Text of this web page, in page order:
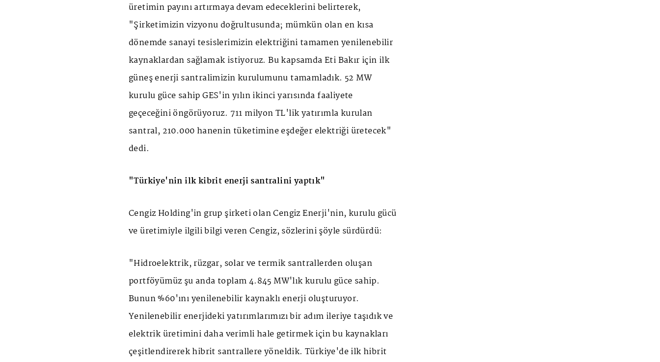
üretimin payını artırmaya devam edeceklerini belirterek,
"Şirketimizin vizyonu doğrultusunda; mümkün olan en kısa
dönemde sanayi tesislerimizin elektriğini tamamen yenilenebilir
kaynaklardan sağlamak istiyoruz. Bu kapsamda Eti Bakır için ilk
güneş enerji santralimizin kurulumunu tamamladık. 52 MW
kurulu güce sahip GES'in yılın ikinci yarısında faaliyete
geçeceğini öngörüyoruz. 711 milyon TL'lik yatırımla kurulan
santral, 210.000 hanenin tüketimine eşdeğer elektriği üretecek"
dedi.
"Türkiye'nin ilk kibrit enerji santralini yaptık"
Cengiz Holding'in grup şirketi olan Cengiz Enerji'nin, kurulu gücü
ve üretimiyle ilgili bilgi veren Cengiz, sözlerini şöyle sürdürdü:
"Hidroelektrik, rüzgar, solar ve termik santrallerden oluşan
portföyümüz şu anda toplam 4.845 MW'lık kurulu güce sahip.
Bunun %60'ını yenilenebilir kaynaklı enerji oluşturuyor.
Yenilenebilir enerjideki yatırımlarımızı bir adım ileriye taşıdık ve
elektrik üretimini daha verimli hale getirmek için bu kaynakları
çeşitlendirerek hibrit santrallere yöneldik. Türkiye'de ilk hibrit